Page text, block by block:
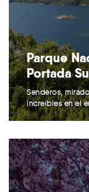
Parque
Portada
Senderos,
increíbles en el